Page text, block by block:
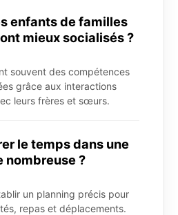
enfants de familles
mieux socialisés ?
souvent des compétences
grâce aux interactions
leurs frères et sœurs.
le temps dans une
nombreuse ?
un planning précis pour
repas et déplacements.